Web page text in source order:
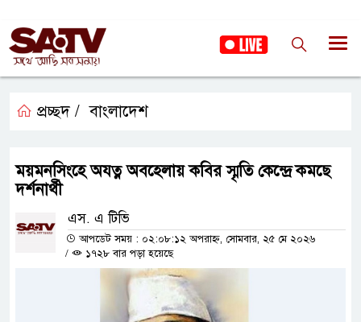
প্রচ্ছদ / বাংলাদেশ
ময়মনসিংহে অযত্ন অবহেলায় কবির স্মৃতি কেন্দ্রে কমছে
দর্শনার্থী
এস. এ টিভি
আপডেট সময় : ০২:০৮:১২ অপরাহ্ন, সোমবার, ২৫ মে ২০২৬
/
১৭২৮ বার পড়া হয়েছে